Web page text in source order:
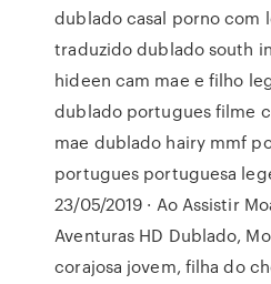
dublado casal porno com
traduzido dublado south
hideen cam mae e filho
dublado portugues filme
mae dublado hairy mmf
portugues portuguesa
23/05/2019 · Ao Assistir
Aventuras HD Dublado,
corajosa jovem, filha do